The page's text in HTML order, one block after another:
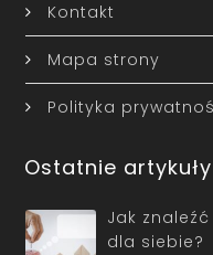
Kontakt
Mapa strony
Polityka
Ostatnie artykuły
Jak
dla siebie?